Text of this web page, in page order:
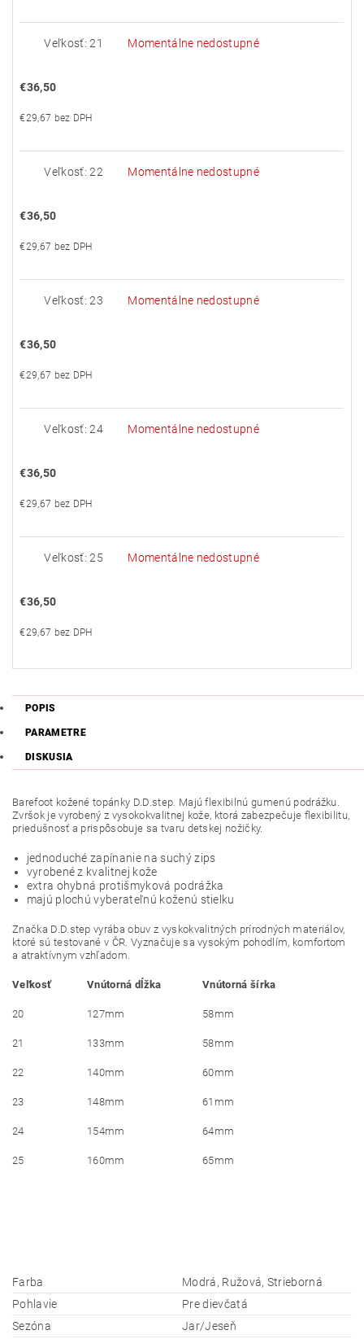
Veľkosť: 21 Momentálne nedostupné
€36,50
€29,67 bez DPH
Veľkosť: 22 Momentálne nedostupné
€36,50
€29,67 bez DPH
Veľkosť: 23 Momentálne nedostupné
€36,50
€29,67 bez DPH
Veľkosť: 24 Momentálne nedostupné
€36,50
€29,67 bez DPH
Veľkosť: 25 Momentálne nedostupné
€36,50
€29,67 bez DPH
POPIS
PARAMETRE
DISKUSIA
Barefoot kožené topánky D.D.step. Majú flexibilnú gumenú podrážku.
Zvršok je vyrobený z vysokokvalitnej kože, ktorá zabezpečuje flexibilitu,
priedušnosť a prispôsobuje sa tvaru detskej nožičky.
jednoduché zapínanie na suchý zips
vyrobené z kvalitnej kože
extra ohybná protišmyková podrážka
majú plochú vyberateľnú koženú stielku
Značka D.D.step vyrába obuv z vyskokvalitných prírodných materiálov,
ktoré sú testované v ČR. Vyznačuje sa vysokým pohodlím, komfortom
a atraktívnym vzhľadom.
Veľkosť Vnútorná dĺžka Vnútorná šírka
20 127mm 58mm
21 133mm 58mm
22 140mm 60mm
23 148mm 61mm
24 154mm 64mm
25 160mm 65mm
Farba
Modrá, Ružová, Strieborná
Pohlavie
Pre dievčatá
Sezóna
Jar/Jeseň